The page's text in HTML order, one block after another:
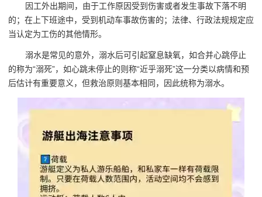
因工外出期间，由于工作原因受到伤害或者发生事故下落不明
的；在上下班途中，受到机动车事故伤害的；法律、行政法规规定应
当认定为工伤的其他情形。
溺水是常见的意外，溺水后可引起窒息缺氧，如合并心跳停止
的称为“溺死”，如心跳未停止的则称“近乎溺死”这一分类以病情和预
后估计有重要意义，但救治原则基本相同，因此统称为溺水。